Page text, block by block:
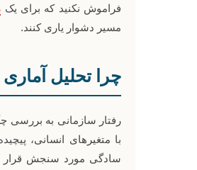
فراموش نکنید که برای یک
مسیر دشوار یاری کنند.
چرا تحلیل
رفتار سازمانی به بررسی
با متغیرهای انسانی،
سادگی مورد سنجش قرار